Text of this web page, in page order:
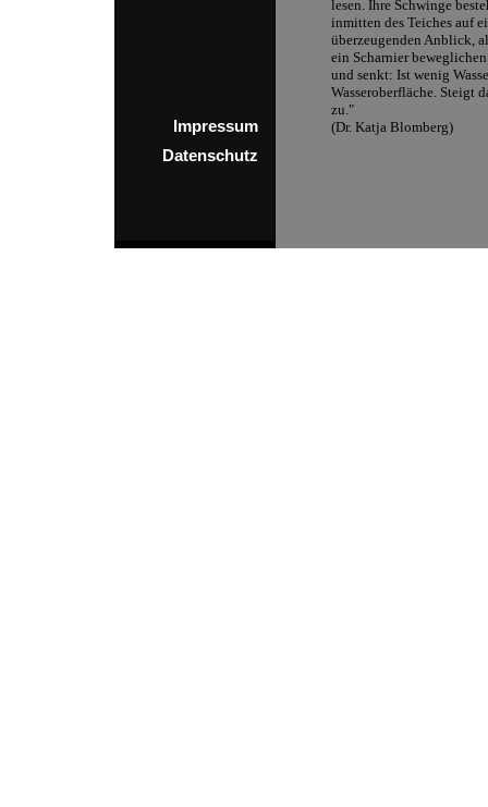
Impressum
Datenschutz
lesen. Ihre Schwinge
inmitten des Teiches auf
überzeugenden Anblick,
ein Scharnier
und senkt: Ist wenig
Wasseroberfläche. Steigt
zu."
(Dr. Katja Blomberg)